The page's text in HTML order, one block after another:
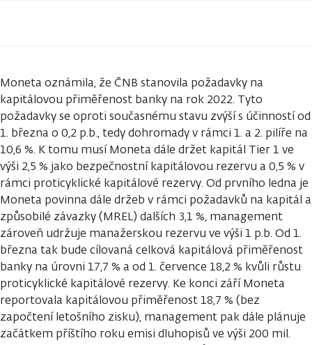
Moneta oznámila, že ČNB stanovila požadavky na
kapitálovou přiměřenost banky na rok 2022. Tyto
požadavky se oproti současnému stavu zvýší s účinností od
1. března o 0,2 p.b., tedy dohromady v rámci 1. a 2. pilíře na
10,6 %. K tomu musí Moneta dále držet kapitál Tier 1 ve
výši 2,5 % jako bezpečnostní kapitálovou rezervu a 0,5 % v
rámci proticyklické kapitálové rezervy. Od prvního ledna je
Moneta povinna dále držeb v rámci požadavků na kapitál a
způsobilé závazky (MREL) dalších 3,1 %, management
zároveň udržuje manažerskou rezervu ve výši 1 p.b. Od 1.
března tak bude cílovaná celková kapitálová přiměřenost
banky na úrovni 17,7 % a od 1. července 18,2 % kvůli růstu
proticyklické kapitálové rezervy. Ke konci září Moneta
reportovala kapitálovou přiměřenost 18,7 % (bez
započtení letošního zisku), management pak dále plánuje
začátkem příštího roku emisi dluhopisů ve výši 200 mil.